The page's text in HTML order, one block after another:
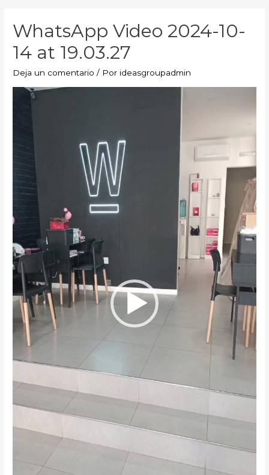
WhatsApp Video 2024-10-
14 at 19.03.27
Deja un comentario / Por ideasgroupadmin
Reproductor